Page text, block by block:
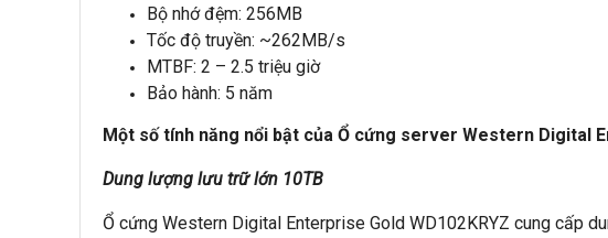
Bộ nhớ đệm: 256MB
Tốc độ truyền: ~262MB/s
MTBF: 2 – 2.5 triệu giờ
Bảo hành: 5 năm
Một số tính năng nổi bật của Ổ cứng server Western Digital
Dung lượng lưu trữ lớn 10TB
Ổ cứng Western Digital Enterprise Gold WD102KRYZ cung cấp